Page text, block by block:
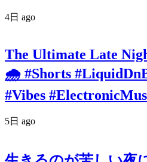
4日 ago
The Ultimate Late
🌧️ #Shorts
#Vibes
5日 ago